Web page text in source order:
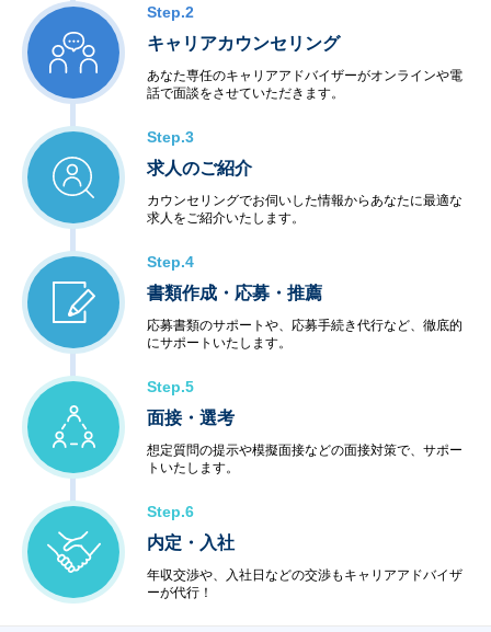
Step.2
キャリアカウンセリング
あなた専任のキャリアアドバイザーがオンラインや電
話で面談をさせていただきます。
Step.3
求人のご紹介
カウンセリングでお伺いした情報からあなたに最適な
求人をご紹介いたします。
Step.4
書類作成・応募・推薦
応募書類のサポートや、応募手続き代行など、徹底的
にサポートいたします。
Step.5
面接・選考
想定質問の提示や模擬面接などの面接対策で、サポー
トいたします。
Step.6
内定・入社
年収交渉や、入社日などの交渉もキャリアアドバイザ
ーが代行！